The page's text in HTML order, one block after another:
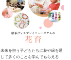
未来を担う子どもたちに花や緑を通
じて多くのことを学んでもらえる